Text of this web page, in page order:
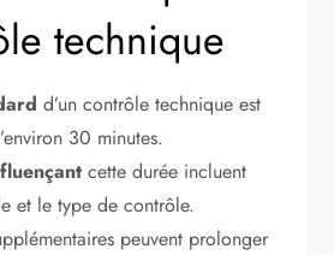
technique
d’un contrôle technique est
30 minutes.
cette durée incluent
et le type de contrôle.
peuvent prolonger